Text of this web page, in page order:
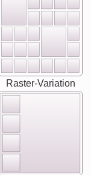
Raster-Variation